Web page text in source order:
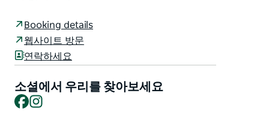
이루어 투숙객에게 자연 속에서의 몰입형 경험을 선사합
니다.
시그니처 레스토랑인 포레스트(Forest) 엘레메 데이 스파
(Eléme Day Spa) 매일 진행되는 요가 수업 테니스 코트
인피니티 풀을 자랑하는 크리스탈브룩 바이런은 현지인
Booking details
웹사이트 방문
연락하세요
소셜에서 우리를 찾아보세요
Facebook